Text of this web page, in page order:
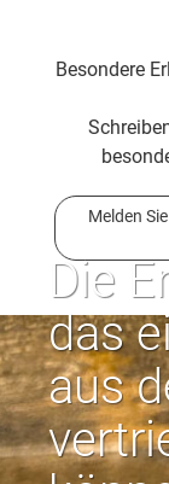
Besondere
Melden
Die
das
aus